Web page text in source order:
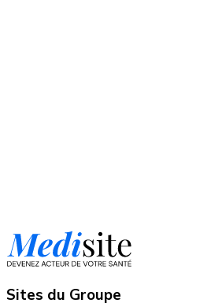
Sites du Groupe